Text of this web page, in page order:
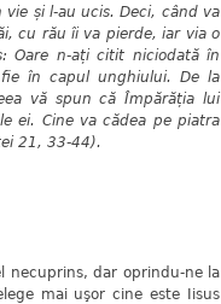
și l-au ucis. Deci, când va
cu rău îi va pierde, iar via o
Oare n-ați citit niciodată în
în capul unghiului. De la
vă spun că Împărăția lui
ei. Cine va cădea pe piatra
21, 33-44).
dar oprindu-ne la
mai uşor cine este Iisus